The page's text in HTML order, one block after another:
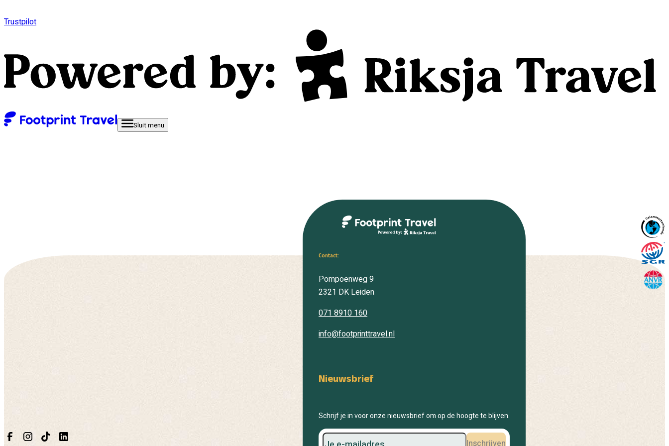
Trustpilot
Sluitmenu
Contact:
Pompoenweg 9
2321 DK Leiden
071 8910 160
info@footprinttravel.nl
Nieuwsbrief
Schrijf je in voor onze nieuwsbrief om op de hoogte te blijven.
Inschrijven